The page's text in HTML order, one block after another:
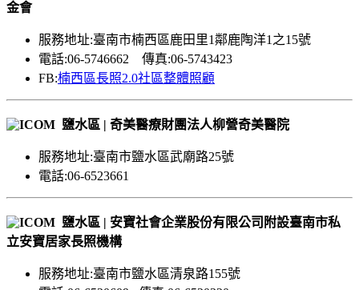
金會
服務地址:臺南市楠西區鹿田里1鄰鹿陶洋1之15號
電話:06-5746662 傳真:06-5743423
FB:楠西區長照2.0社區整體照顧
鹽水區 | 奇美醫療財團法人柳營奇美醫院
服務地址:臺南市鹽水區武廟路25號
電話:06-6523661
鹽水區 | 安寶社會企業股份有限公司附設臺南市私
立安寶居家長照機構
服務地址:臺南市鹽水區清泉路155號